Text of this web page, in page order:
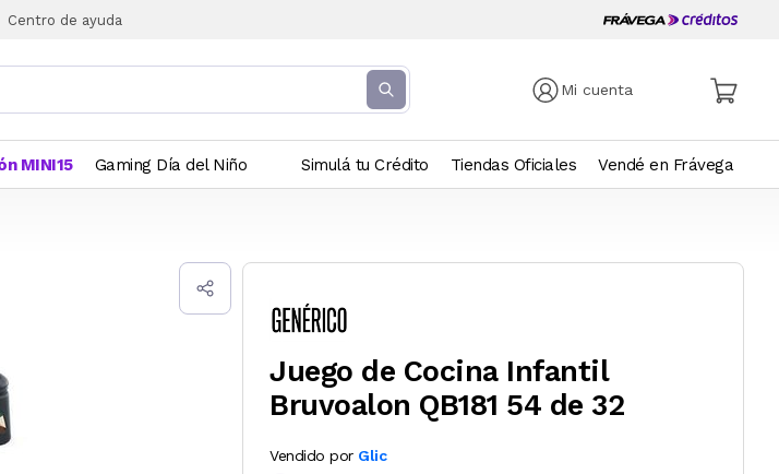
Centro de ayuda
Mi cuenta
MINI15 Gaming Día del Niño Simulá tu Crédito Tiendas Oficiales Vendé en Frávega
Juego de Cocina Infantil
Bruvoalon QB181 54 de 32
Vendido por Glic